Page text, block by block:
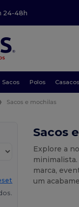
24-48h
Sacos Polos Casacos
Sacos e mochilas
Sacos
Explore a
marca,
um